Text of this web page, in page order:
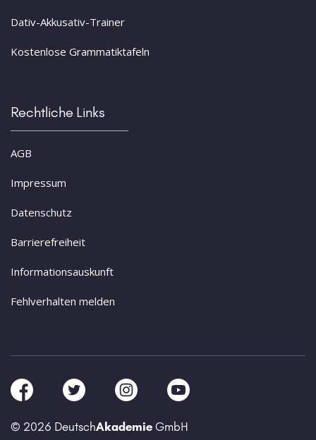
Dativ-Akkusativ-Trainer
Kostenlose Grammatiktafeln
Rechtliche Links
AGB
Impressum
Datenschutz
Barrierefreiheit
Informationsauskunft
Fehlverhalten melden
© 2026 DeutschAkademie GmbH